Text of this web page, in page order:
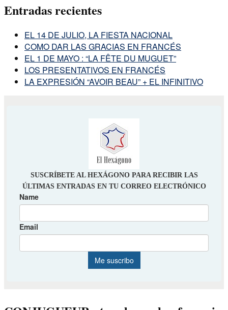
Entradas recientes
EL 14 DE JULIO, LA FIESTA NACIONAL
COMO DAR LAS GRACIAS EN FRANCÉS
EL 1 DE MAYO : “LA FÊTE DU MUGUET”
LOS PRESENTATIVOS EN FRANCÉS
LA EXPRESIÓN “AVOIR BEAU” + EL INFINITIVO